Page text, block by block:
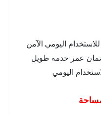
للاستخدام اليومي الآمن
عمر خدمة طويل
اليومي